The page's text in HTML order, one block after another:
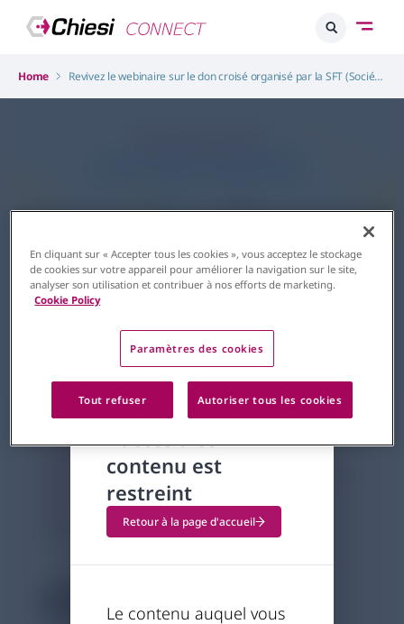
Home Revivez le webinaire sur le don croisé organisé par la SFT (Société Francophone de Transplantation) en partenariat avec Chiesi
L'accès à ce
contenu est
restreint
Retour à la page d'accueil
Le contenu auquel vous
Webinaire sur le don croisé
organisé par la SFT en
partenariat avec Chiesi
Revivez le webinaire organisé par
la SFT avec le soutien de Chiesi
sur le thème du don croisé, une
solution innovante pour
optimiser l'accès à la greffe.
Découvrez les enjeux, le
fonctionnement et les bénéfices
de cette approche. Replay
disponible dès maintenant !
En cliquant sur « Accepter tous les cookies », vous acceptez le stockage
de cookies sur votre appareil pour améliorer la navigation sur le site,
analyser son utilisation et contribuer à nos efforts de marketing.
Cookie Policy
Paramètres des cookies
Tout refuser Autoriser tous les cookies